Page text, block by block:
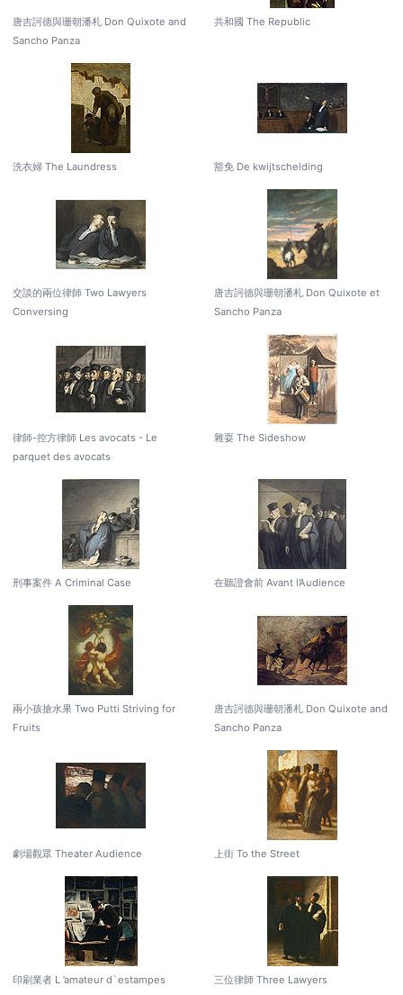
唐吉訶德與珊朝潘札 Don Quixote and
Sancho Panza
共和國 The Republic
洗衣婦 The Laundress 豁免 De kwijtschelding
交談的兩位律師 Two Lawyers
Conversing
唐吉訶德與珊朝潘札 Don Quixote et
Sancho Panza
律師-控方律師 Les avocats - Le
parquet des avocats
雜耍 The Sideshow
刑事案件 A Criminal Case 在聽證會前 Avant l’Audience
兩小孩搶水果 Two Putti Striving for
Fruits
唐吉訶德與珊朝潘札 Don Quixote and
Sancho Panza
劇場觀眾 Theater Audience 上街 To the Street
印刷業者 L ’amateur d`estampes 三位律師 Three Lawyers